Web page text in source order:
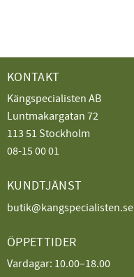
KONTAKT
Kängspecialisten AB
Luntmakargatan 72
113 51 Stockholm
08-15 00 01
KUNDTJÄNST
butik@kangspecialisten.se
ÖPPETTIDER
Vardagar: 10.00–18.00